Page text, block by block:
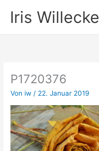
InhaltIris Willecke
P1720376
Von iw / 22. Januar 2019